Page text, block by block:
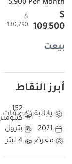
5,900 Per Month
$
109,500
$
130,790
بيعت
أبرز النقاط
يابانية مواصفات
152
كيلومتر
2021
بترول
معرض
4 ليتر